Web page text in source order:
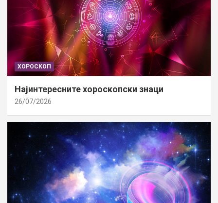
ХОРОСКОП
Најинтересните хороскопски знаци
26/07/2026